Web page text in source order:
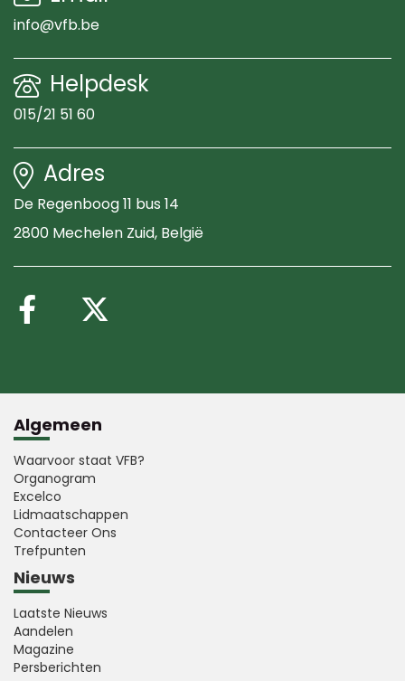
info@vfb.be
Helpdesk
015/21 51 60
Adres
De Regenboog 11 bus 14
2800 Mechelen Zuid, België
Volg ons op Facebook
Algemeen
Waarvoor staat VFB?
Organogram
Excelco
Lidmaatschappen
Contacteer Ons
Trefpunten
Nieuws
Laatste Nieuws
Aandelen
Magazine
Persberichten